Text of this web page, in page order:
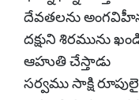
దేవతలను
దక్షుని శిరమును
ఆహుతి చేస్తాడు
సర్వము సాక్షి రూపులై